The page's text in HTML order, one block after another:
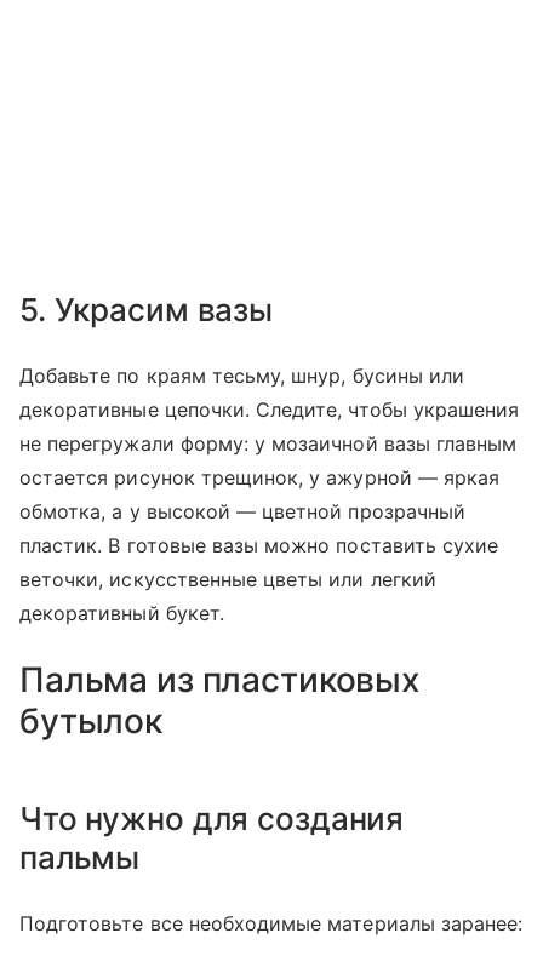
5. Украсим вазы
Добавьте по краям тесьму, шнур, бусины или
декоративные цепочки. Следите, чтобы украшения
не перегружали форму: у мозаичной вазы главным
остается рисунок трещинок, у ажурной — яркая
обмотка, а у высокой — цветной прозрачный
пластик. В готовые вазы можно поставить сухие
веточки, искусственные цветы или легкий
декоративный букет.
Пальма из пластиковых
бутылок
Что нужно для создания
пальмы
Подготовьте все необходимые материалы заранее: